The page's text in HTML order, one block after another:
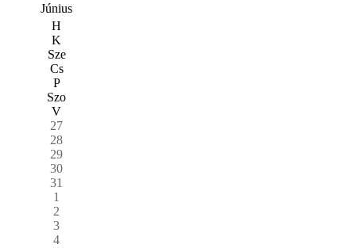
Június
H
K
Sze
Cs
P
Szo
V
27
28
29
30
31
1
2
3
4